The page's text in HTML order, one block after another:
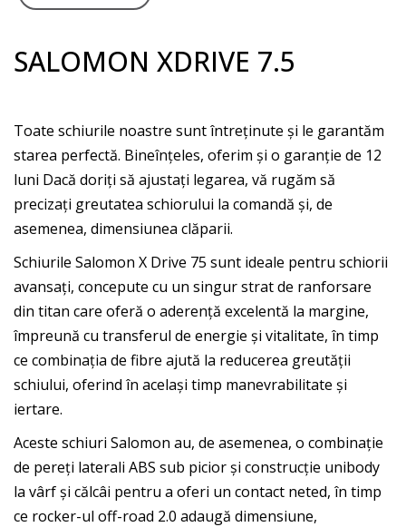
SALOMON XDRIVE 7.5
Toate schiurile noastre sunt întreținute și le garantăm
starea perfectă. Bineînțeles, oferim și o garanție de 12
luni Dacă doriți să ajustați legarea, vă rugăm să
precizați greutatea schiorului la comandă și, de
asemenea, dimensiunea clăparii.
Schiurile Salomon X Drive 75 sunt ideale pentru schiorii
avansați, concepute cu un singur strat de ranforsare
din titan care oferă o aderență excelentă la margine,
împreună cu transferul de energie și vitalitate, în timp
ce combinația de fibre ajută la reducerea greutății
schiului, oferind în același timp manevrabilitate și
iertare.
Aceste schiuri Salomon au, de asemenea, o combinație
de pereți laterali ABS sub picior și construcție unibody
la vârf și călcâi pentru a oferi un contact neted, în timp
ce rocker-ul off-road 2.0 adaugă dimensiune,